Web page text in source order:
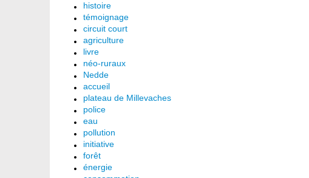
histoire
témoignage
circuit court
agriculture
livre
néo-ruraux
Nedde
accueil
plateau de Millevaches
police
eau
pollution
initiative
forêt
énergie